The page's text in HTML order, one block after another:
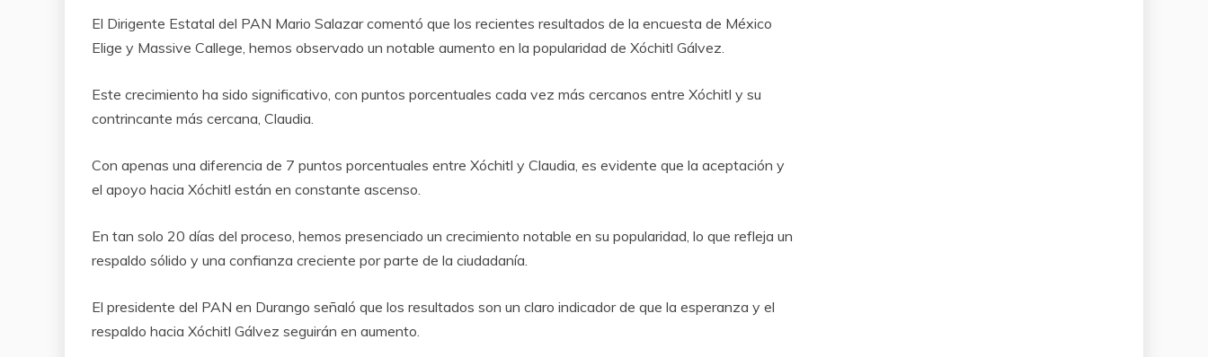
El Dirigente Estatal del PAN Mario Salazar comentó que los recientes resultados de la encuesta de México
Elige y Massive Callege, hemos observado un notable aumento en la popularidad de Xóchitl Gálvez.
Este crecimiento ha sido significativo, con puntos porcentuales cada vez más cercanos entre Xóchitl y su
contrincante más cercana, Claudia.
Con apenas una diferencia de 7 puntos porcentuales entre Xóchitl y Claudia, es evidente que la aceptación y
el apoyo hacia Xóchitl están en constante ascenso.
En tan solo 20 días del proceso, hemos presenciado un crecimiento notable en su popularidad, lo que refleja un
respaldo sólido y una confianza creciente por parte de la ciudadanía.
El presidente del PAN en Durango señaló que los resultados son un claro indicador de que la esperanza y el
respaldo hacia Xóchitl Gálvez seguirán en aumento.